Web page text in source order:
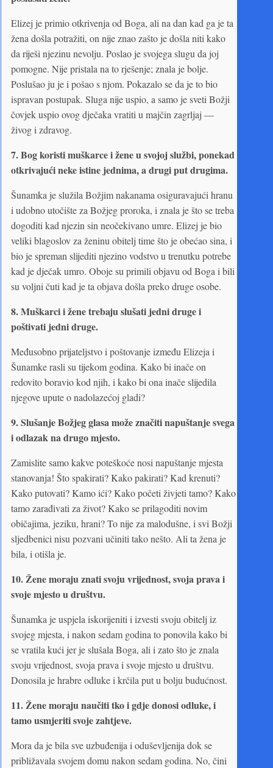
Elizej je primio otkrivenja od Boga, ali na dan kad ga je ta
žena došla potražiti, on nije znao zašto je došla niti kako
da riješi njezinu nevolju. Poslao je svojega slugu da joj
pomogne. Nije pristala na to rješenje; znala je bolje.
Poslušao ju je i pošao s njom. Pokazalo se da je to bio
ispravan postupak. Sluga nije uspio, a samo je sveti Božji
čovjek uspio ovog dječaka vratiti u majčin zagrljaj —
živog i zdravog.
7.Bog koristi muškarce i žene u svojoj službi, ponekad
otkrivajući neke istine jednima, a drugi put drugima.
Šunamka je služila Božjim nakanama osiguravajući hranu
i udobno utočište za Božjeg proroka, i znala je što se treba
dogoditi kad njezin sin neočekivano umre. Elizej je bio
veliki blagoslov za ženinu obitelj time što je obećao sina, i
bio je spreman slijediti njezino vodstvo u trenutku potrebe
kad je dječak umro. Oboje su primili objavu od Boga i bili
su voljni čuti kad je ta objava došla preko druge osobe.
8.Muškarci i žene trebaju slušati jedni druge i
poštivati ​​jedni druge.
Međusobno prijateljstvo i poštovanje između Elizeja i
Šunamke rasli su tijekom godina. Kako bi inače on
redovito boravio kod njih, i kako bi ona inače slijedila
njegove upute o nadolazećoj gladi?
9.Slušanje Božjeg glasa može značiti napuštanje svega
i odlazak na drugo mjesto.
Zamislite samo kakve poteškoće nosi napuštanje mjesta
stanovanja! Što spakirati? Kako pakirati? Kad krenuti?
Kako putovati? Kamo ići? Kako početi živjeti tamo? Kako
tamo zarađivati za život? Kako se prilagoditi novim
običajima, jeziku, hrani? To nije za malodušne, i svi Božji
sljedbenici nisu pozvani učiniti tako nešto. Ali ta žena je
bila, i otišla je.
10.Žene moraju znati svoju vrijednost, svoja prava i
svoje mjesto u društvu.
Šunamka je uspjela iskorijeniti i izvesti svoju obitelj iz
svojeg mjesta, i nakon sedam godina to ponovila kako bi
se vratila kući jer je slušala Boga, ali i zato što je znala
svoju vrijednost, svoja prava i svoje mjesto u društvu.
Donosila je hrabre odluke i krčila put u bolju budućnost.
11.Žene moraju naučiti tko i gdje donosi odluke, i
tamo usmjeriti svoje zahtjeve.
Mora da je bila sve uzbuđenija i oduševljenija dok se
približavala svojem domu nakon sedam godina. No, čini